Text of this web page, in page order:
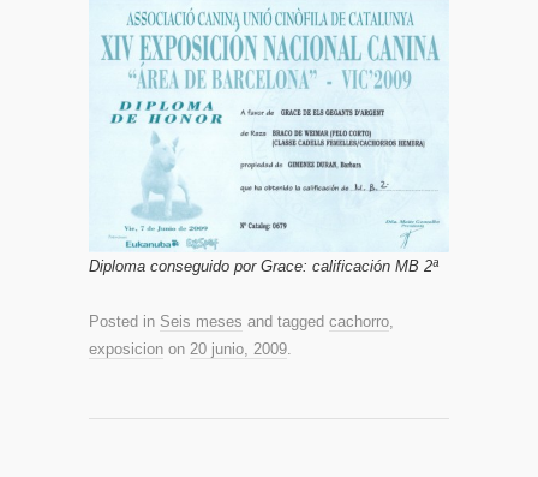
Diploma conseguido por Grace: calificación MB 2ª
Posted in Seis meses and tagged cachorro
exposicion on 20 junio, 2009